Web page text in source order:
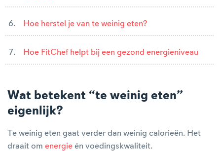
Hoe herstel je van te weinig eten?
Hoe FitChef helpt bij een gezond energieniveau
Wat betekent “te weinig eten”
eigenlijk?
Te weinig eten gaat verder dan weinig calorieën. Het
draait om energie én voedingskwaliteit.